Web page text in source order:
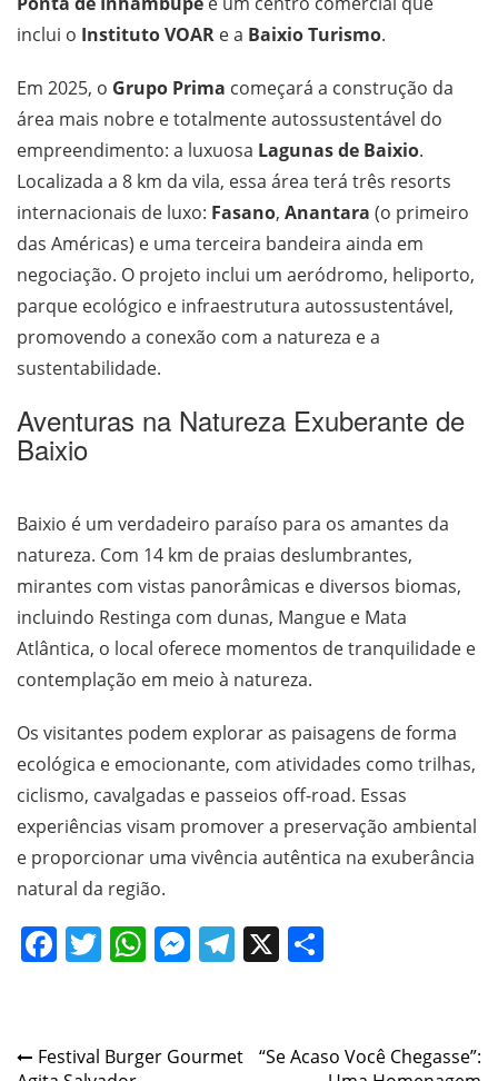
inclui o Instituto VOAR e a Baixio Turismo.
Em 2025, o Grupo Prima começará a construção da
área mais nobre e totalmente autossustentável do
empreendimento: a luxuosa Lagunas de Baixio.
Localizada a 8 km da vila, essa área terá três resorts
internacionais de luxo: Fasano, Anantara (o primeiro
das Américas) e uma terceira bandeira ainda em
negociação. O projeto inclui um aeródromo, heliporto,
parque ecológico e infraestrutura autossustentável,
promovendo a conexão com a natureza e a
sustentabilidade.
Aventuras na Natureza Exuberante de
Baixio
Baixio é um verdadeiro paraíso para os amantes da
natureza. Com 14 km de praias deslumbrantes,
mirantes com vistas panorâmicas e diversos biomas,
incluindo Restinga com dunas, Mangue e Mata
Atlântica, o local oferece momentos de tranquilidade e
contemplação em meio à natureza.
Os visitantes podem explorar as paisagens de forma
ecológica e emocionante, com atividades como trilhas,
ciclismo, cavalgadas e passeios off-road. Essas
experiências visam promover a preservação ambiental
e proporcionar uma vivência autêntica na exuberância
natural da região.
Facebook
Twitter
WhatsApp
Messenger
Telegram
X
Post
Festival Burger Gourmet
“Se Acaso Você Chegasse”: